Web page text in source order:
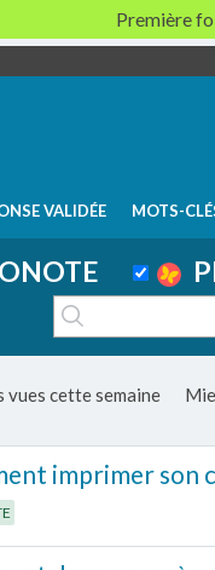
VALIDÉE MOTS-
vues cette semaine
imprimer son
Première